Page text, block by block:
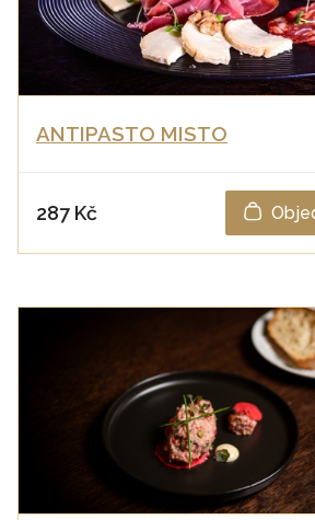
ANTIPASTO MISTO
287 Kč